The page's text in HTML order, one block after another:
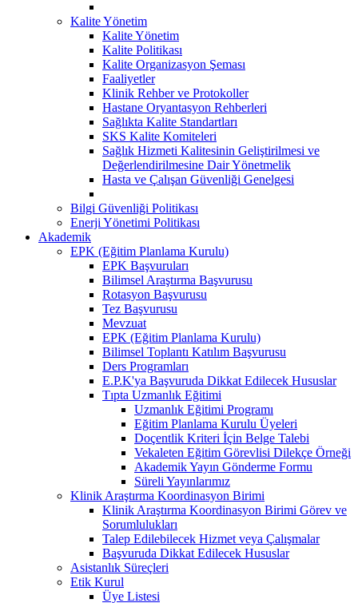
Kalite Yönetim
Kalite Yönetim
Kalite Politikası
Kalite Organizasyon Şeması
Faaliyetler
Klinik Rehber ve Protokoller
Hastane Oryantasyon Rehberleri
Sağlıkta Kalite Standartları
SKS Kalite Komiteleri
Sağlık Hizmeti Kalitesinin Geliştirilmesi ve
Değerlendirilmesine Dair Yönetmelik
Hasta ve Çalışan Güvenliği Genelgesi
Bilgi Güvenliği Politikası
Enerji Yönetimi Politikası
Akademik
EPK (Eğitim Planlama Kurulu)
EPK Başvuruları
Bilimsel Araştırma Başvurusu
Rotasyon Başvurusu
Tez Başvurusu
Mevzuat
EPK (Eğitim Planlama Kurulu)
Bilimsel Toplantı Katılım Başvurusu
Ders Programları
E.P.K'ya Başvuruda Dikkat Edilecek Hususlar
Tıpta Uzmanlık Eğitimi
Uzmanlık Eğitimi Programı
Eğitim Planlama Kurulu Üyeleri
Doçentlik Kriteri İçin Belge Talebi
Vekaleten Eğitim Görevlisi Dilekçe Örneği
Akademik Yayın Gönderme Formu
Süreli Yayınlarımız
Klinik Araştırma Koordinasyon Birimi
Klinik Araştırma Koordinasyon Birimi Görev ve
Sorumlulukları
Talep Edilebilecek Hizmet veya Çalışmalar
Başvuruda Dikkat Edilecek Hususlar
Asistanlık Süreçleri
Etik Kurul
Üye Listesi